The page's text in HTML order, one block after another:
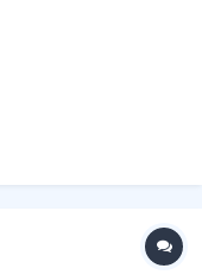
s-a conectat a spus
fuck...